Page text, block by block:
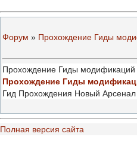
Форум » Прохождение Гиды
Прохождение Гиды модификаций
Прохождение Гиды
Гид Прохождения Новый
Полная версия сайта